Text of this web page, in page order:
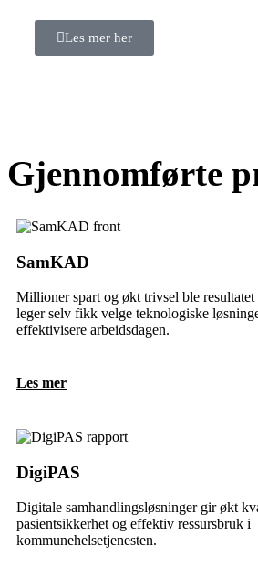
Les mer her
Gjennomførte
SamKAD
Millioner spart og økt trivsel ble resultatet
leger selv fikk velge teknologiske
effektivisere arbeidsdagen.
Les mer
DigiPAS
Digitale samhandlingsløsninger gir økt
pasientsikkerhet og effektiv ressursbruk i
kommunehelsetjenesten.